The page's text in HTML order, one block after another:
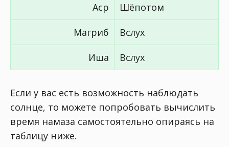
Аср Шёпотом
Магриб Вслух
Иша Вслух
Если у вас есть возможность наблюдать
солнце, то можете попробовать вычислить
время намаза самостоятельно опираясь на
таблицу ниже.